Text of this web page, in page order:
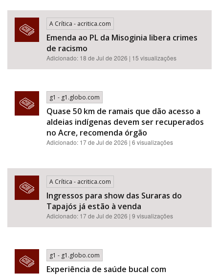
A Crítica - acritica.com
Emenda ao PL da Misoginia libera crimes
de racismo​​​​​​​​​​​​​​​​​​​​​​​​​​​​​​​​​​​​​​​​​​
Adicionado: 18 de Jul de 2026 | 15 visualizações
g1 - g1.globo.com
Quase 50 km de ramais que dão acesso a
aldeias indígenas devem ser recuperados
no Acre, recomenda órgão
Adicionado: 17 de Jul de 2026 | 6 visualizações
A Crítica - acritica.com
Ingressos para show das Suraras do
Tapajós já estão à venda
Adicionado: 17 de Jul de 2026 | 9 visualizações
g1 - g1.globo.com
Experiência de saúde bucal com